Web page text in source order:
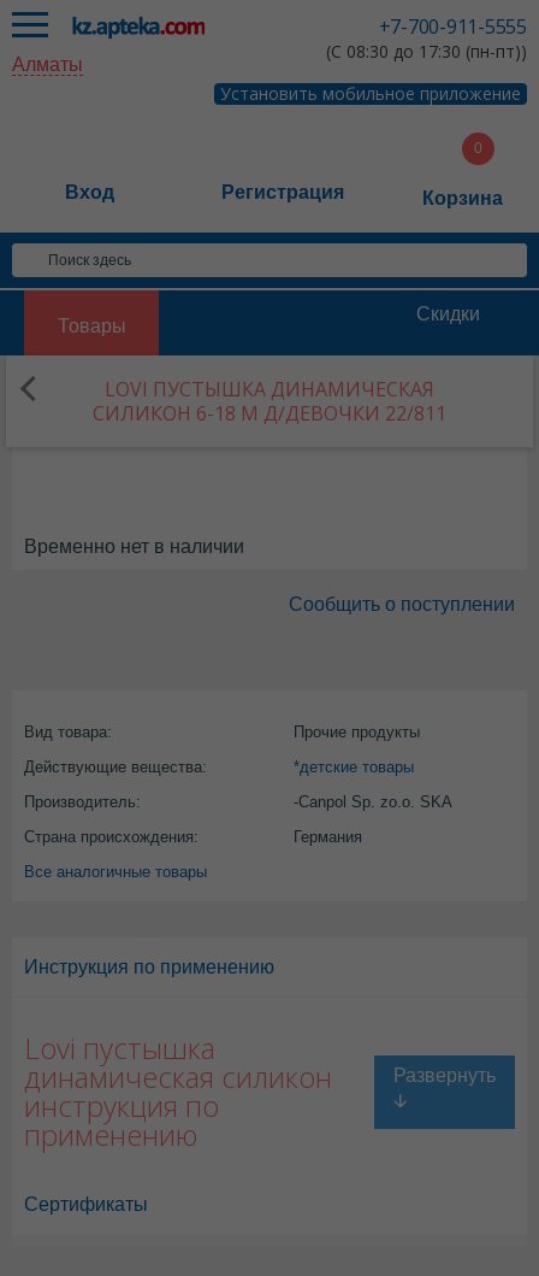
+7-700-911-5555
(С 08:30 до 17:30 (пн-пт))
Установить мобильное приложение
Алматы
Вход Регистрация Корзина
Товары
Скидки
LOVI ПУСТЫШКА ДИНАМИЧЕСКАЯ
СИЛИКОН 6-18 М Д/ДЕВОЧКИ 22/811
Временно нет в наличии
Сообщить о поступлении
Вид товара:
Прочие продукты
Действующие вещества:
*детские товары
Производитель:
-Canpol Sp. zo.o. SKA
Страна происхождения:
Германия
Все аналогичные товары
Инструкция по применению
Lovi пустышка
динамическая силикон
инструкция по
применению
Сертификаты